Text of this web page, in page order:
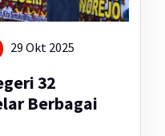
29 Okt 2025
32
Berbagai